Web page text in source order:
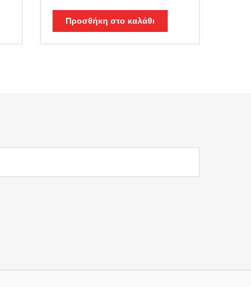
was:
49.00€.
τιμή
είναι:
39.20€.
Προσθήκη στο καλάθι